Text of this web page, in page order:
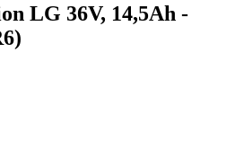
LG 36V, 14,5Ah -